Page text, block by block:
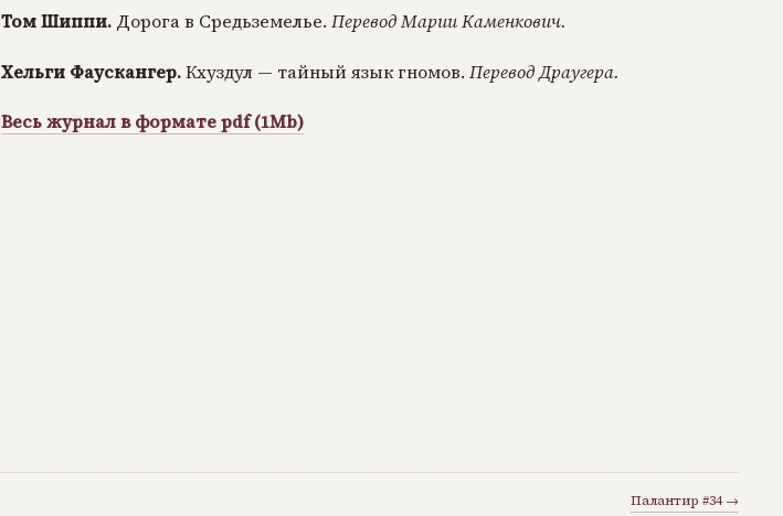
Том Шиппи. Дорога в Средьземелье. Перевод Марии Каменкович.
Хельги Фаускангер.Кхуздул — тайный язык гномов. Перевод Драугера.
Весь журнал в формате pdf (1Mb)
Палантир #34 →